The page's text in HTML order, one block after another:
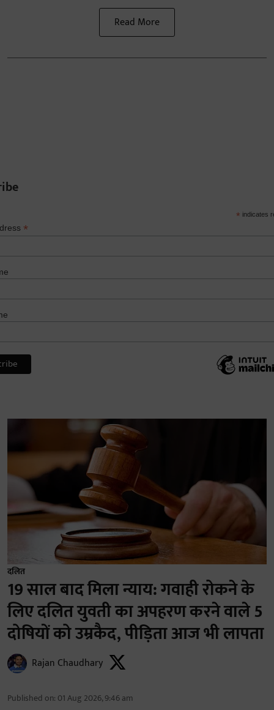
Read More
* indicates
*
दलित
19 साल बाद मिला न्याय: गवाही रोकने के
लिए दलित युवती का अपहरण करने वाले 5
दोषियों को उम्रकैद, पीड़िता आज भी लापता
Rajan Chaudhary
Published on: 01 Aug 2026, 9:46 am